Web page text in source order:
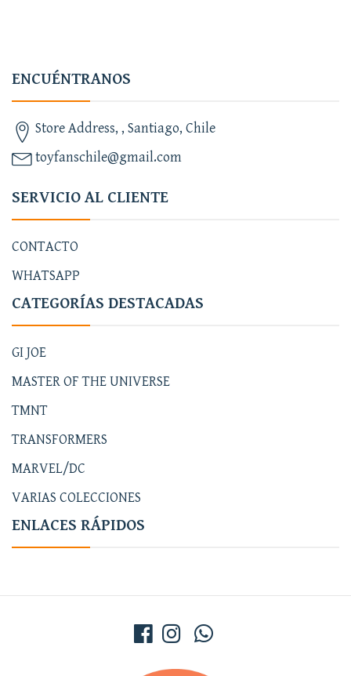
ENCUÉNTRANOS
Store Address, , Santiago, Chile
toyfanschile@gmail.com
SERVICIO AL CLIENTE
CONTACTO
WHATSAPP
CATEGORÍAS DESTACADAS
GI JOE
MASTER OF THE UNIVERSE
TMNT
TRANSFORMERS
MARVEL/DC
VARIAS COLECCIONES
ENLACES RÁPIDOS